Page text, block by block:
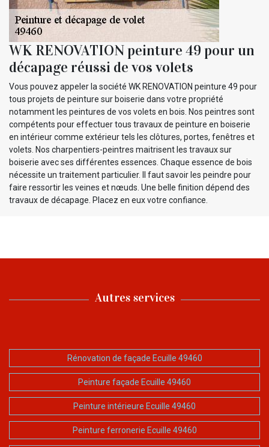
WK RENOVATION peinture 49 pour un
décapage réussi de vos volets
Vous pouvez appeler la société WK RENOVATION peinture 49 pour
tous projets de peinture sur boiserie dans votre propriété
notamment les peintures de vos volets en bois. Nos peintres sont
compétents pour effectuer tous travaux de peinture en boiserie
en intérieur comme extérieur tels les clôtures, portes, fenêtres et
volets. Nos charpentiers-peintres maitrisent les travaux sur
boiserie avec ses différentes essences. Chaque essence de bois
nécessite un traitement particulier. Il faut savoir les peindre pour
faire ressortir les veines et nœuds. Une belle finition dépend des
travaux de décapage. Placez en eux votre confiance.
Autres services
Rénovation de façade Ecuille 49460
Peinture façade Ecuille 49460
Peinture intérieure Ecuille 49460
Peinture ferronerie Ecuille 49460